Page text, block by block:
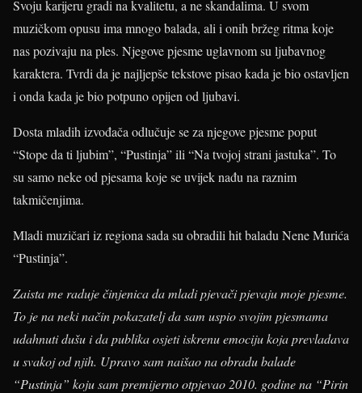
Svoju karijeru gradi na kvalitetu, a ne skandalima. U svom
muzičkom opusu ima mnogo balada, ali i onih bržeg ritma koje
nas pozivaju na ples. Njegove pjesme uglavnom su ljubavnog
karaktera. Tvrdi da je najljepše tekstove pisao kada je bio ostavljen
i onda kada je bio potpuno opijen od ljubavi.
Dosta mladih izvođača odlučuje se za njegove pjesme poput
“Stope da ti ljubim”, “Pustinja” ili “Na tvojoj strani jastuka”. To
su samo neke od pjesama koje se uvijek nađu na raznim
takmičenjima.
Mladi muzičari iz regiona sada su obradili hit baladu Nene Murića
“Pustinja”.
Zaista me raduje činjenica da mladi pjevači pjevaju moje pjesme.
To je na neki način pokazatelj da sam uspio svojim pjesmama
udahnuti dušu i da publika osjeti iskrenu emociju koja prevladava
u svakoj od njih. Upravo sam naišao na obradu balade
“Pustinja” koju sam premijerno otpjevao 2010. godine na “Pirin